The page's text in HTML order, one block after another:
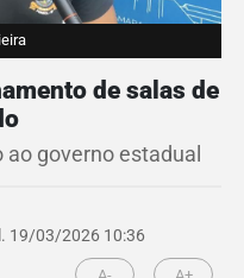
de salas de
governo estadual
19/03/2026 10:36